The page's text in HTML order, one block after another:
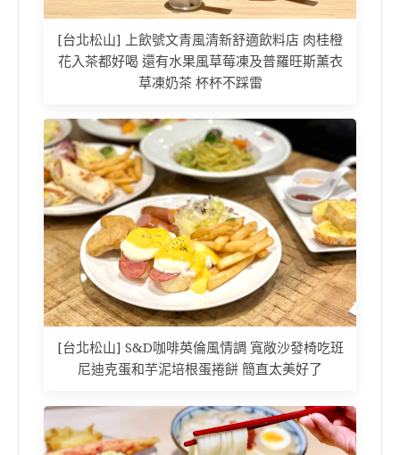
[台北松山] 上飲號文青風清新舒適飲料店 肉桂橙
花入茶都好喝 還有水果風草莓凍及普羅旺斯薰衣
草凍奶茶 杯杯不踩雷
[台北松山] S&D咖啡英倫風情調 寬敞沙發椅吃班
尼迪克蛋和芋泥培根蛋捲餅 簡直太美好了